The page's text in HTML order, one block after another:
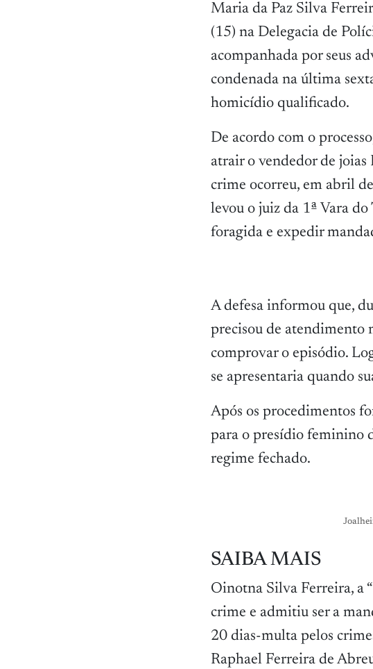
Maria da Paz Silva
(15) na Delegacia de
acompanhada por seus
condenada na última
homicídio qualificado.
De acordo com o
atrair o vendedor de joias
crime ocorreu, em abril
levou o juiz da 1ª Vara
foragida e expedir
A defesa informou que,
precisou de atendimento
comprovar o episódio.
se apresentaria quando
Após os procedimentos
para o presídio feminino
regime fechado.
SAIBA MAIS
Oinotna Silva Ferreira, a
crime e admitiu ser a
20 dias-multa pelos
Raphael Ferreira de